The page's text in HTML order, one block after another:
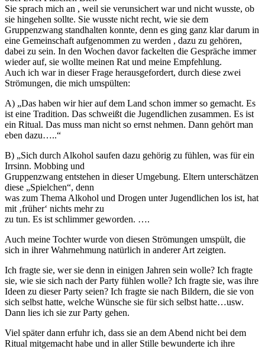
Sie sprach mich an , weil sie verunsichert war und nicht wusste, ob
sie hingehen sollte. Sie wusste nicht recht, wie sie dem
Gruppenzwang standhalten konnte, denn es ging ganz klar darum in
eine Gemeinschaft aufgenommen zu werden , dazu zu gehören,
dabei zu sein. In den Wochen davor fackelten die Gespräche immer
wieder auf, sie wollte meinen Rat und meine Empfehlung.
Auch ich war in dieser Frage herausgefordert, durch diese zwei
Strömungen, die mich umspülten:
A) „Das haben wir hier auf dem Land schon immer so gemacht. Es
ist eine Tradition. Das schweißt die Jugendlichen zusammen. Es ist
ein Ritual. Das muss man nicht so ernst nehmen. Dann gehört man
eben dazu…..“
B) „Sich durch Alkohol saufen dazu gehörig zu fühlen, was für ein
Irrsinn. Mobbing und
Gruppenzwang entstehen in dieser Umgebung. Eltern unterschätzen
diese „Spielchen“, denn
was zum Thema Alkohol und Drogen unter Jugendlichen los ist, hat
mit ‚früher‘ nichts mehr zu
zu tun. Es ist schlimmer geworden. ….
Auch meine Tochter wurde von diesen Strömungen umspült, die
sich in ihrer Wahrnehmung natürlich in anderer Art zeigten.
Ich fragte sie, wer sie denn in einigen Jahren sein wolle? Ich fragte
sie, wie sie sich nach der Party fühlen wolle? Ich fragte sie, was ihre
Ideen zu dieser Party seien? Ich fragte sie nach Bildern, die sie von
sich selbst hatte, welche Wünsche sie für sich selbst hatte…usw.
Dann lies ich sie zur Party gehen.
Viel später dann erfuhr ich, dass sie an dem Abend nicht bei dem
Ritual mitgemacht habe und in aller Stille bewunderte ich ihre